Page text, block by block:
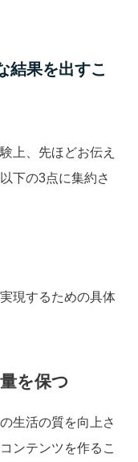
結果を出すこ
上、先ほどお伝え
下の3点に集約さ
現するための具体
を保つ
生活の質を向上さ
ンテンツを作るこ